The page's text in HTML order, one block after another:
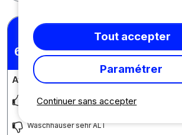
6,12 /10
Posté le 14/06/2026
11/06/2026
Avis sur le camping :
Pool sehr schön, sehr freundluche mitarbeiter
Waschhäuser sehr ALT
Continuer sans accepter
Tout accepter
Paramétrer